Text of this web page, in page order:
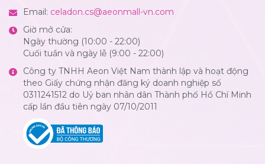
Email: celadon.cs@aeonmall-vn.com
Giờ mở cửa:
Ngày thường (10:00 - 22:00)
Cuối tuần và ngày lễ (9:00 - 22:00)
Công ty TNHH Aeon Việt Nam thành lập và hoạt động
theo Giấy chứng nhận đăng ký doanh nghiệp số
0311241512 do Uỷ ban nhân dân Thành phố Hồ Chí Minh
cấp lần đầu tiên ngày 07/10/2011